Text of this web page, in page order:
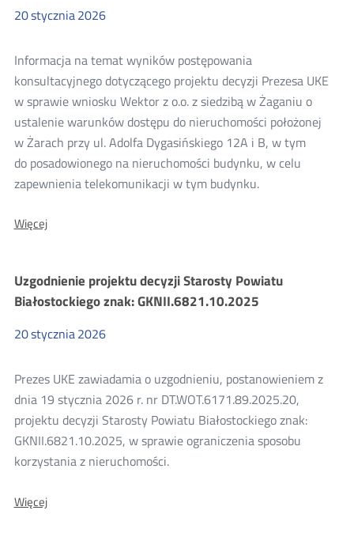
sp.
dla
Sieci
KPO/FERC
20stycznia2026
Informacja na temat wyników postępowania
konsultacyjnego dotyczącego projektu decyzji Prezesa UKE
w sprawie wniosku Wektor z o.o. z siedzibą w Żaganiu o
ustalenie warunków dostępu do nieruchomości położonej
w Żarach przy ul. Adolfa Dygasińskiego 12A i B, w tym
do posadowionego na nieruchomości budynku, w celu
zapewnienia telekomunikacji w tym budynku.
WięcejO:
decyzji
Prezesa
UKE
Wektor
z
siedzibą
w
Żaganiu
Uzgodnienie projektu decyzji Starosty Powiatu
Białostockiego znak: GKNII.6821.10.2025
20stycznia2026
Prezes UKE zawiadamia o uzgodnieniu, postanowieniem z
dnia 19 stycznia 2026 r. nr DT.WOT.6171.89.2025.20,
projektu decyzji Starosty Powiatu Białostockiego znak:
GKNII.6821.10.2025, w sprawie ograniczenia sposobu
korzystania z nieruchomości.
WięcejO: